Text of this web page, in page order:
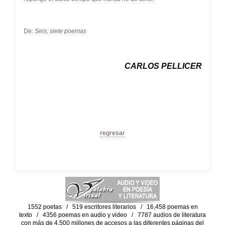
De: Seis, siete poemas
CARLOS PELLICER
regresar
1552 poetas / 519 escritores literarios / 16,458 poemas en
texto / 4356 poemas en audio y video / 7787 audios de literatura
con más de 4,500 millones de accesos a las diferentes páginas del